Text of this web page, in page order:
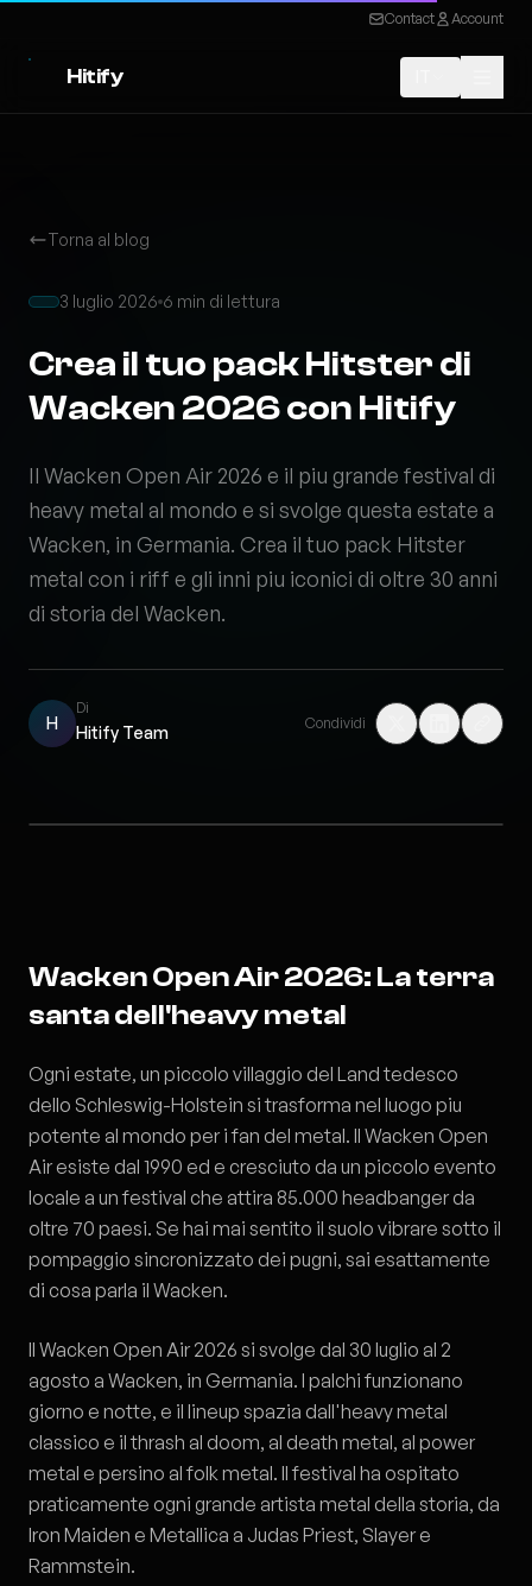
Contact Account
Hitify
Torna al blog
3 luglio 2026 6 min di lettura
Crea il tuo pack Hitster di
Wacken 2026 con Hitify
Il Wacken Open Air 2026 e il piu grande festival di
heavy metal al mondo e si svolge questa estate a
Wacken, in Germania. Crea il tuo pack Hitster
metal con i riff e gli inni piu iconici di oltre 30 anni
di storia del Wacken.
H
Di
Hitify Team Condividi
Wacken Open Air 2026: La terra
santa dell'heavy metal
Ogni estate, un piccolo villaggio del Land tedesco
dello Schleswig-Holstein si trasforma nel luogo piu
potente al mondo per i fan del metal. Il Wacken Open
Air esiste dal 1990 ed e cresciuto da un piccolo evento
locale a un festival che attira 85.000 headbanger da
oltre 70 paesi. Se hai mai sentito il suolo vibrare sotto il
pompaggio sincronizzato dei pugni, sai esattamente
di cosa parla il Wacken.
Il Wacken Open Air 2026 si svolge dal 30 luglio al 2
agosto a Wacken, in Germania. I palchi funzionano
giorno e notte, e il lineup spazia dall'heavy metal
classico e il thrash al doom, al death metal, al power
metal e persino al folk metal. Il festival ha ospitato
praticamente ogni grande artista metal della storia, da
Iron Maiden e Metallica a Judas Priest, Slayer e
Rammstein.